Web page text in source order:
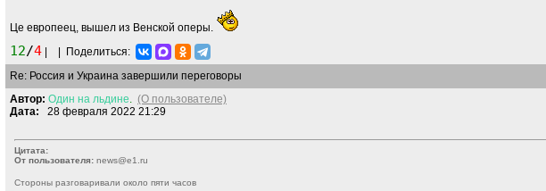
Це европеец, вышел из Венской оперы.
12/4
Поделиться:
Re: Россия и Украина завершили переговоры
Автор: Один на льдине. (О пользователе)
Дата: 28 февраля 2022 21:29
Цитата:
От пользователя: news@e1.ru
Стороны разговаривали около пяти часов